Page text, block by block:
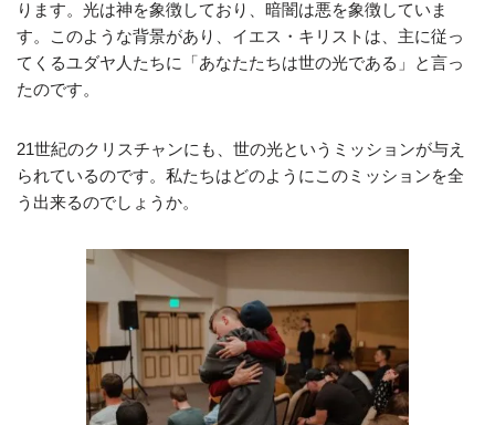
ります。光は神を象徴しており、暗闇は悪を象徴していま
す。このような背景があり、イエス・キリストは、主に従っ
てくるユダヤ人たちに「あなたたちは世の光である」と言っ
たのです。
21世紀のクリスチャンにも、世の光というミッションが与え
られているのです。私たちはどのようにこのミッションを全
う出来るのでしょうか。